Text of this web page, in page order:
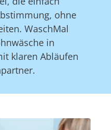
ohne
WaschMal
in
klaren Abläufen